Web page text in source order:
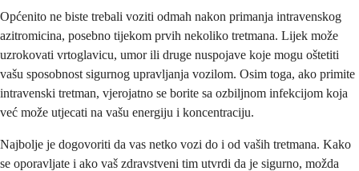
Općenito ne biste trebali voziti odmah nakon primanja intravenskog
azitromicina, posebno tijekom prvih nekoliko tretmana. Lijek može
uzrokovati vrtoglavicu, umor ili druge nuspojave koje mogu oštetiti
vašu sposobnost sigurnog upravljanja vozilom. Osim toga, ako primite
intravenski tretman, vjerojatno se borite sa ozbiljnom infekcijom koja
već može utjecati na vašu energiju i koncentraciju.
Najbolje je dogovoriti da vas netko vozi do i od vaših tretmana. Kako
se oporavljate i ako vaš zdravstveni tim utvrdi da je sigurno, možda